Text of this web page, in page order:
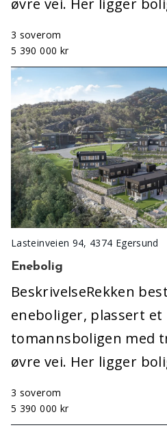
øvre vei. Her ligger
3 soverom
5 390 000 kr
Lasteinveien 94, 4374 Egersund
Enebolig
BeskrivelseRekken
eneboliger, plassert et
tomannsboligen med
øvre vei. Her ligger
3 soverom
5 390 000 kr